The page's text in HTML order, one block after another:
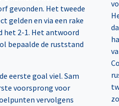
gevonden. Het tweede
gelden en via een rake
het 2-1. Het antwoord
bepaalde de ruststand
eerste goal viel. Sam
voorsprong voor
vervolgens